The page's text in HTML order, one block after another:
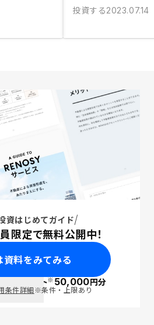
投資する2023.07.14
資はじめてガイド
限定で無料公開中！
資料をみてみる
ポイント※50,000円分
条件詳細※条件・上限あり